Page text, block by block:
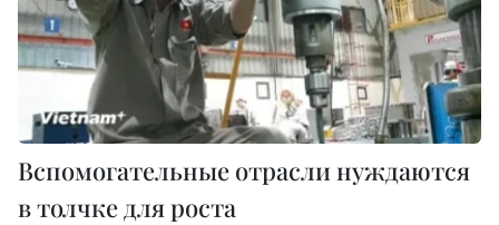
Вспомогательные отрасли нуждаются
в толчке для роста